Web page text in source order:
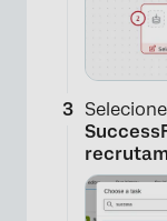
Selecione